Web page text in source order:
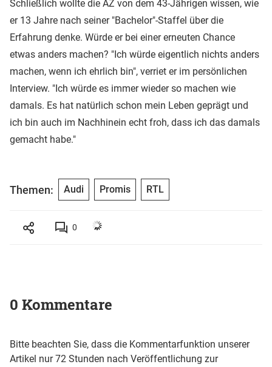
Schließlich wollte die AZ von dem 43-Jährigen wissen, wie
er 13 Jahre nach seiner "Bachelor"-Staffel über die
Erfahrung denke. Würde er bei einer erneuten Chance
etwas anders machen? "Ich würde eigentlich nichts anders
machen, wenn ich ehrlich bin", verriet er im persönlichen
Interview. "Ich würde es immer wieder so machen wie
damals. Es hat natürlich schon mein Leben geprägt und
ich bin auch im Nachhinein echt froh, dass ich das damals
gemacht habe."
Themen: Audi Promis RTL
0
0 Kommentare
Bitte beachten Sie, dass die Kommentarfunktion unserer
Artikel nur 72 Stunden nach Veröffentlichung zur